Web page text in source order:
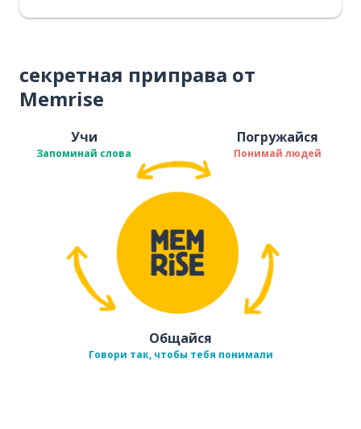
секретная приправа от
Memrise
Учи
Запоминай слова
Погружайся
Понимай людей
Общайся
Говори так, чтобы тебя понимали